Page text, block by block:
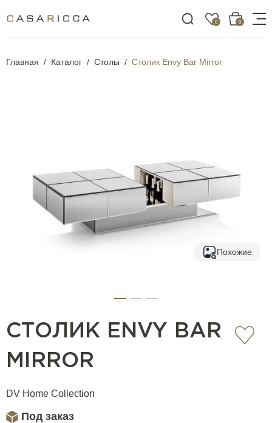
0 0
Главная Каталог Столы Столик Envy Bar Mirror
Похожие
СТОЛИК ENVY BAR
MIRROR
DV Home Collection
Под заказ